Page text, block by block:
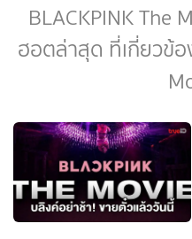
BLACKPINK The
ฮอตล่าสุด ที่เกี่ยวข้อ